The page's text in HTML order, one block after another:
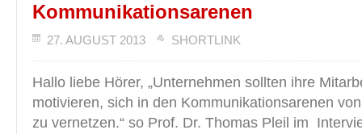
Kommunikationsarenen
27. AUGUST 2013 SHORTLINK
Hallo liebe Hörer, „Unternehmen sollten ihre
motivieren, sich in den Kommunikationsarenen
zu vernetzen.“ so Prof. Dr. Thomas Pleil im